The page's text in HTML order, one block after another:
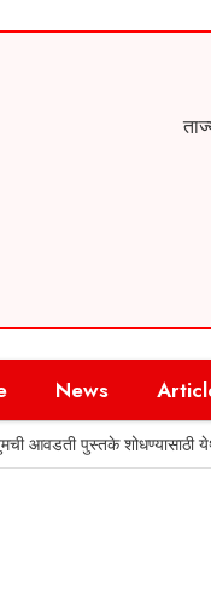
News
आवडती पुस्तके शोधण्यासाठी